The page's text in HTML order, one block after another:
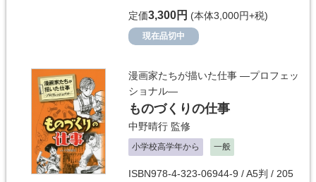
定価3,300円 (本体3,000円+税)
現在品切中
漫画家たちが描いた仕事 ―プロフェッ
ショナル―
ものづくりの仕事
中野晴行 監修
小学校高学年から 一般
ISBN978-4-323-06944-9 / A5判 / 205